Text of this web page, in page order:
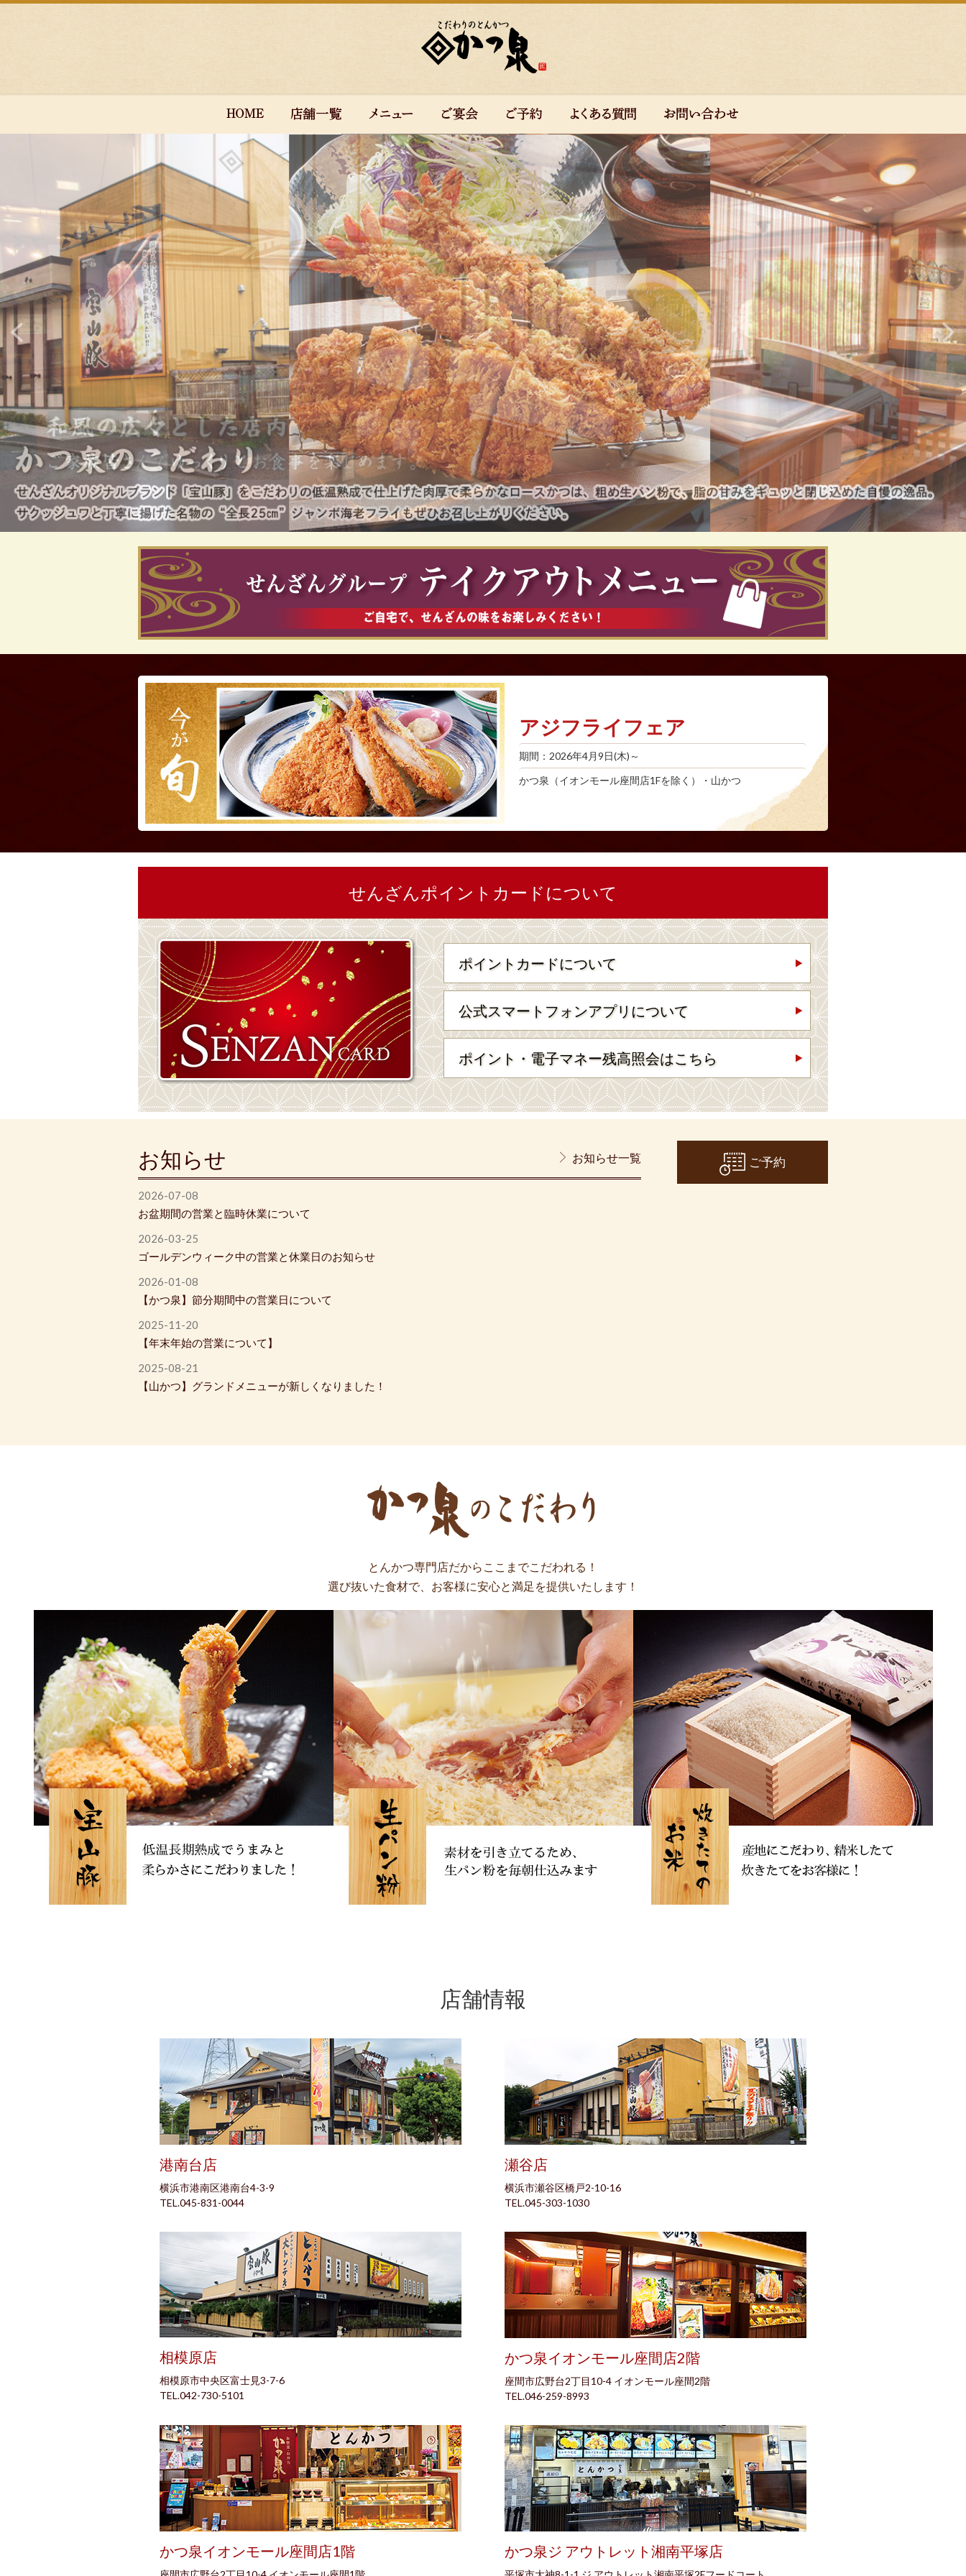
アジフライフェア
期間：2026年4月9日(木)～
かつ泉（イオンモール座間店1Fを除く）・山かつ
せんざんポイントカードについて
ポイントカードについて
公式スマートフォンアプリについて
ポイント・電子マネー残高照会はこちら
お知らせ お知らせ一覧
2026-07-08
お盆期間の営業と臨時休業について
2026-03-25
ゴールデンウィーク中の営業と休業日のお知らせ
2026-01-08
【かつ泉】節分期間中の営業日について
2025-11-20
【年末年始の営業について】
2025-08-21
【山かつ】グランドメニューが新しくなりました！
ご予約
とんかつ専門店だからここまでこだわれる！
選び抜いた食材で、お客様に安心と満足を提供いたします！
店舗情報
港南台店
横浜市港南区港南台4-3-9
TEL.045-831-0044
瀬谷店
横浜市瀬谷区橋戸2-10-16
TEL.045-303-1030
相模原店
相模原市中央区富士見3-7-6
TEL.042-730-5101
かつ泉イオンモール座間店2階
座間市広野台2丁目10-4 イオンモール座間2階
TEL.046-259-8993
かつ泉イオンモール座間店1階 かつ泉ジ アウトレット湘南平塚店